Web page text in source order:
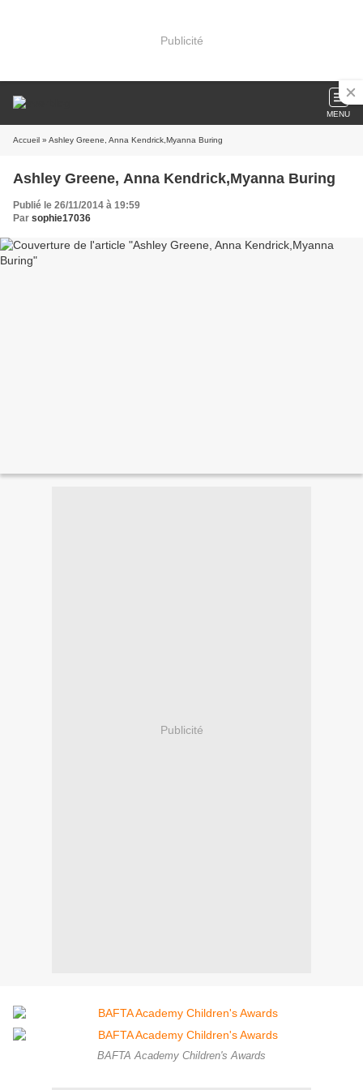
Publicité
MENU
Accueil » Ashley Greene, Anna Kendrick,Myanna Buring
Ashley Greene, Anna Kendrick,Myanna Buring
Publié le 26/11/2014 à 19:59
Par sophie17036
Publicité
BAFTA Academy Children's Awards